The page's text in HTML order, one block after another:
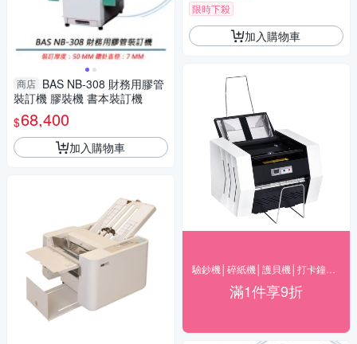
商店 BAS NB-308 財務用膠管
裝訂機 膠裝機 書本裝訂機
$68,400
加入購物車
限時下殺
加入購物車
滿1件享9折